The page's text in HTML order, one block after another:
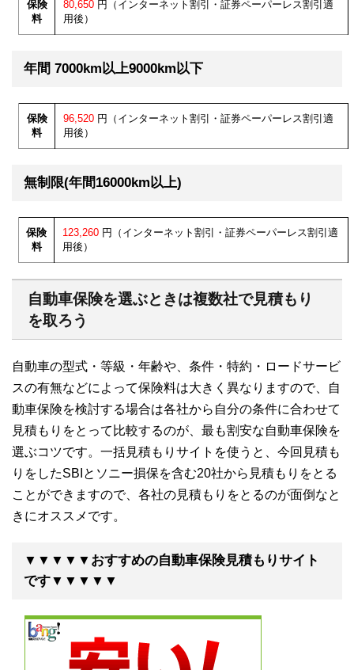
保険
料
80,650 円（インターネット割引・証券ペーパーレス割引適
用後）
年間 7000km以上9000km以下
保険
料
96,520 円（インターネット割引・証券ペーパーレス割引適
用後）
無制限(年間16000km以上)
保険
料
123,260 円（インターネット割引・証券ペーパーレス割引適
用後）
自動車保険を選ぶときは複数社で見積もり
を取ろう
自動車の型式・等級・年齢や、条件・特約・ロードサービ
スの有無などによって保険料は大きく異なりますので、自
動車保険を検討する場合は各社から自分の条件に合わせて
見積もりをとって比較するのが、最も割安な自動車保険を
選ぶコツです。一括見積もりサイトを使うと、今回見積も
りをしたSBIとソニー損保を含む20社から見積もりをとる
ことができますので、各社の見積もりをとるのが面倒なと
きにオススメです。
▼▼▼▼▼おすすめの自動車保険見積もりサイト
です▼▼▼▼▼